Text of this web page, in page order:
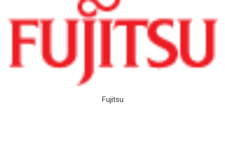
Fujitsu